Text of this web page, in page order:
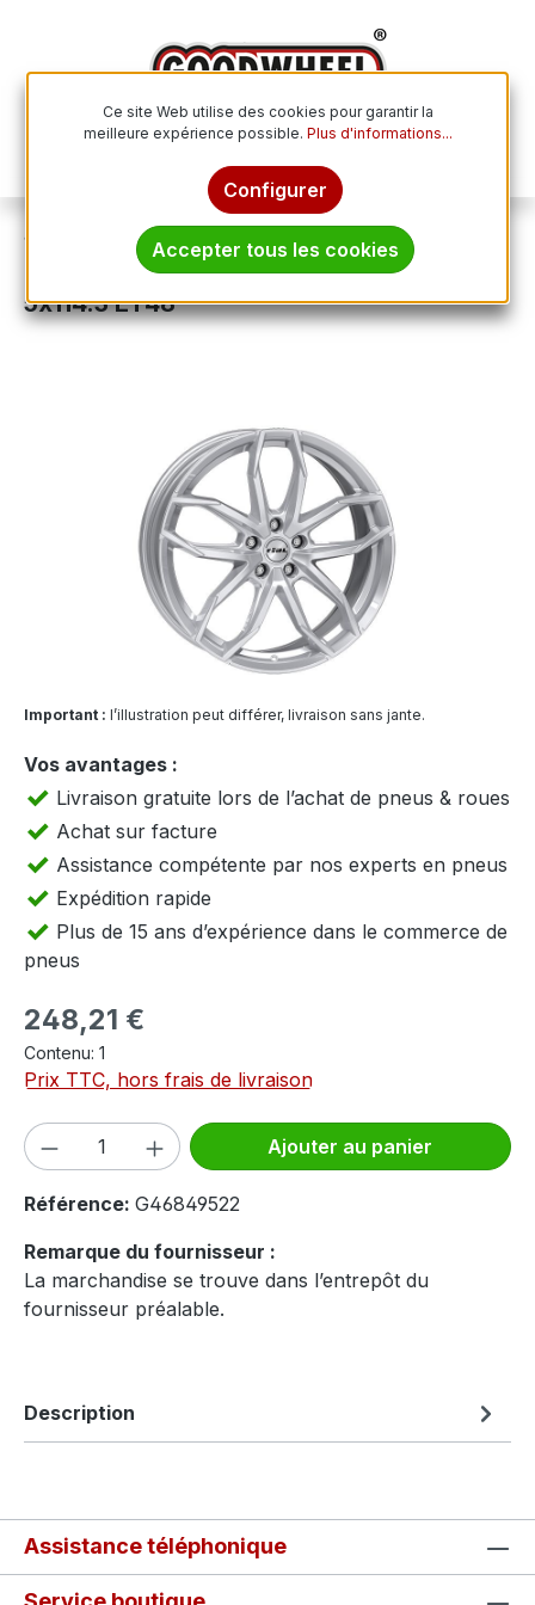
Jantes Jantes en aluminium
RIAL LUCCA 5-LOCH polarsilber 8.0Jx20
5x114.3 ET48
Ignorer la galerie d'images
Important : l’illustration peut différer, livraison sans jante.
Vos avantages :
Livraison gratuite lors de l’achat de pneus & roues
Achat sur facture
Assistance compétente par nos experts en pneus
Expédition rapide
Plus de 15 ans d’expérience dans le commerce de
pneus
Prix régulier :
248,21 €
Contenu: 1
Prix TTC, hors frais de livraison
Quantité de produit : Entrez la
Ajouter au panier
Référence: G46849522
Remarque du fournisseur :
La marchandise se trouve dans l’entrepôt du
fournisseur préalable.
Description
Assistance téléphonique
Ce site Web utilise des cookies pour garantir la
meilleure expérience possible. Plus d'informations...
Configurer
Accepter tous les cookies